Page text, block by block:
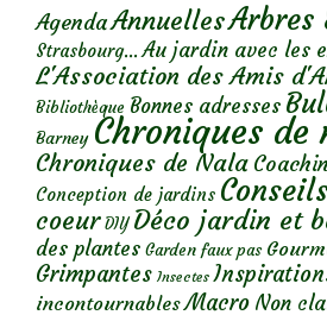
AgendaAnnuellesArbres
Strasbourg... Au jardin avec les
L'Association des Amis
Bibliothèque Bonnes adresses
Barney Chroniques
Chroniques de Nala
Conception de jardins
coeur DIY Déco jardin et
des plantes Garden faux pas
Grimpantes Insectes
incontournables Macro Non